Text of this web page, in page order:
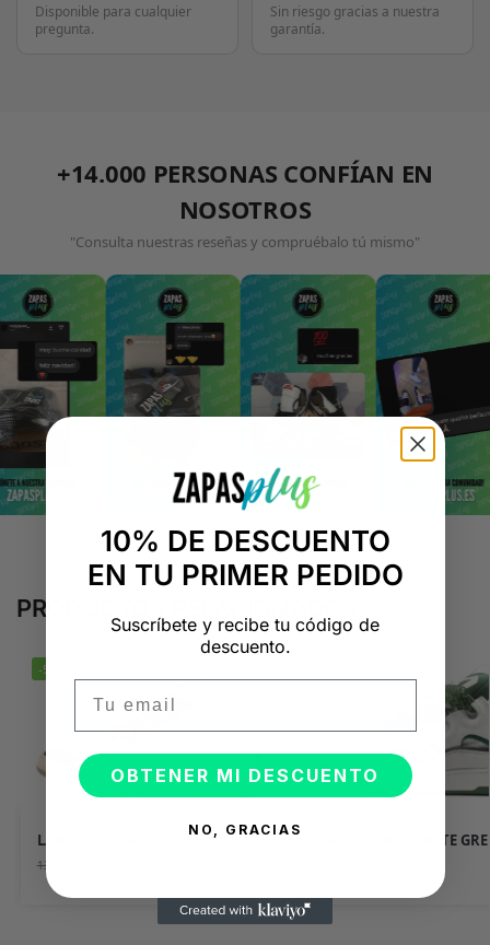
Disponible para cualquier
pregunta.
Sin riesgo gracias a nuestra
garantía.
+14.000 PERSONAS CONFÍAN EN
NOSOTROS
"Consulta nuestras reseñas y compruébalo tú mismo"
PRODUCTOS RELACIONADOS
-50%
LANVIN CURB IVORY
139,90
LANVIN CURB WHITE
10% DE DESCUENTO
EN TU PRIMER PEDIDO
Suscríbete y recibe tu código de
descuento.
OBTENER MI DESCUENTO
NO, GRACIAS